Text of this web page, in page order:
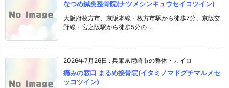
なつめ鍼灸整骨院(ナツメシンキュウセイコツイン)
大阪府枚方市、京阪本線・枚方市駅から徒歩7分、京阪交
野線・宮之阪駅から徒歩5分の ...
2026年7月26日 : 兵庫県尼崎市の整体・カイロ
痛みの窓口 まるめ接骨院(イタミノマドグチマルメセ
ッコツイン)